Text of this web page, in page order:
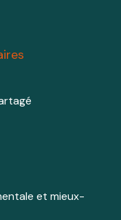
et mieux-